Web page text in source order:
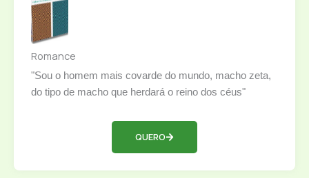
Romance
"Sou o homem mais covarde do mundo, macho zeta,
do tipo de macho que herdará o reino dos céus"
QUERO